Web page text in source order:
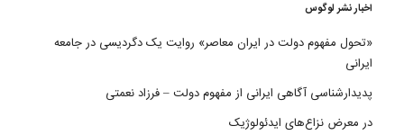
اخبار نشر لوگوس
«تحول مفهوم دولت در ایران معاصر» روایت یک دگردیسی در جامعه
ایرانی
پدیدارشناسی آگاهی ایرانی از مفهوم دولت – فرزاد نعمتی
در معرض نزاع‌های ایدئولوژیک